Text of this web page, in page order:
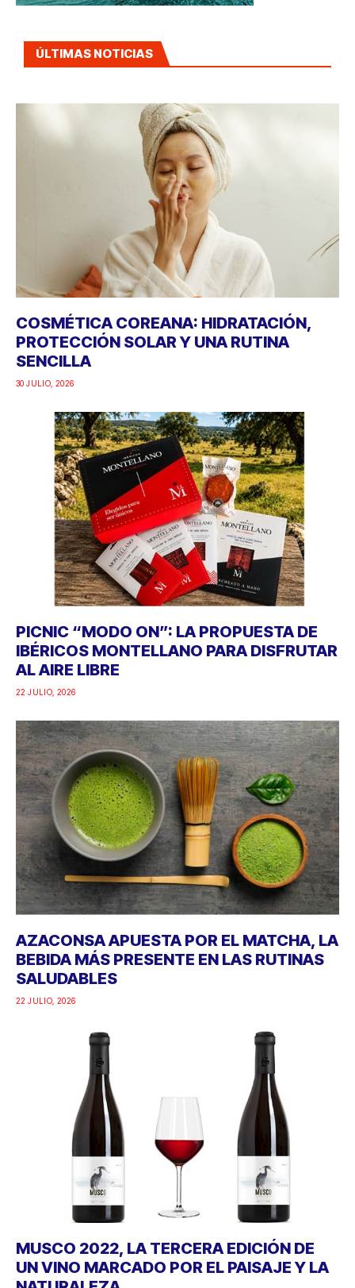
ÚLTIMAS NOTICIAS
COSMÉTICA COREANA: HIDRATACIÓN,
PROTECCIÓN SOLAR Y UNA RUTINA
SENCILLA
30 JULIO, 2026
PICNIC “MODO ON”: LA PROPUESTA DE
IBÉRICOS MONTELLANO PARA DISFRUTAR
AL AIRE LIBRE
22 JULIO, 2026
AZACONSA APUESTA POR EL MATCHA, LA
BEBIDA MÁS PRESENTE EN LAS RUTINAS
SALUDABLES
22 JULIO, 2026
MUSCO 2022, LA TERCERA EDICIÓN DE
UN VINO MARCADO POR EL PAISAJE Y LA